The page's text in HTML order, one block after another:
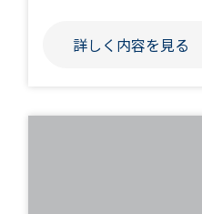
詳しく内容を見る